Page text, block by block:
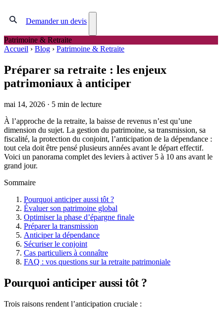
Demander un devis
Patrimoine & Retraite
Accueil › Blog › Patrimoine & Retraite
Préparer sa retraite : les enjeux
patrimoniaux à anticiper
mai 14, 2026 · 5 min de lecture
À l’approche de la retraite, la baisse de revenus n’est qu’une
dimension du sujet. La gestion du patrimoine, sa transmission, sa
fiscalité, la protection du conjoint, l’anticipation de la dépendance :
tout cela doit être pensé plusieurs années avant le départ effectif.
Voici un panorama complet des leviers à activer 5 à 10 ans avant le
grand jour.
Sommaire
Pourquoi anticiper aussi tôt ?
Évaluer son patrimoine global
Optimiser la phase d’épargne finale
Préparer la transmission
Anticiper la dépendance
Sécuriser le conjoint
Cas particuliers à connaître
FAQ : vos questions sur la retraite patrimoniale
Pourquoi anticiper aussi tôt ?
Trois raisons rendent l’anticipation cruciale :